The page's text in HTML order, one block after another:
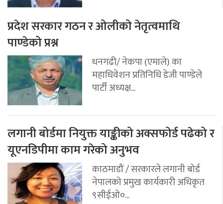
प्रदेश सरकार गठन र ओलीको नेतृत्वमाथि
पाण्डेको प्रश्न
धनगढी/ नेकपा (एमाले) का
महाधिवेशन प्रतिनिधि डेजी पाण्डेले
पार्टी अध्यक्ष...
लगानी बोर्डमा नियुक्त याङ्कीको अक्सफोर्ड पढेको र
यूएनडिपीमा काम गरेको अनुभव
काठमाडौं / सरकारले लगानी बोर्ड
नेपालको प्रमुख कार्यकारी अधिकृत
९सीईओ०...